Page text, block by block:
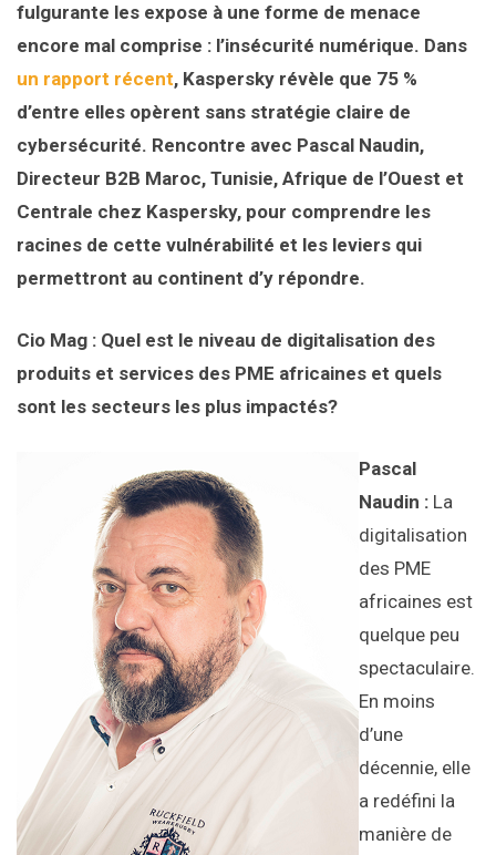
fulgurante les expose à une forme de menace
encore mal comprise : l’insécurité numérique. Dans
un rapport récent, Kaspersky révèle que 75 %
d’entre elles opèrent sans stratégie claire de
cybersécurité. Rencontre avec Pascal Naudin,
Directeur B2B Maroc, Tunisie, Afrique de l’Ouest et
Centrale chez Kaspersky, pour comprendre les
racines de cette vulnérabilité et les leviers qui
permettront au continent d’y répondre.
Cio Mag : Quel est le niveau de digitalisation des
produits et services des PME africaines et quels
sont les secteurs les plus impactés?
Pascal
Naudin : La
digitalisation
des PME
africaines est
quelque peu
spectaculaire.
En moins
d’une
décennie, elle
a redéfini la
manière de